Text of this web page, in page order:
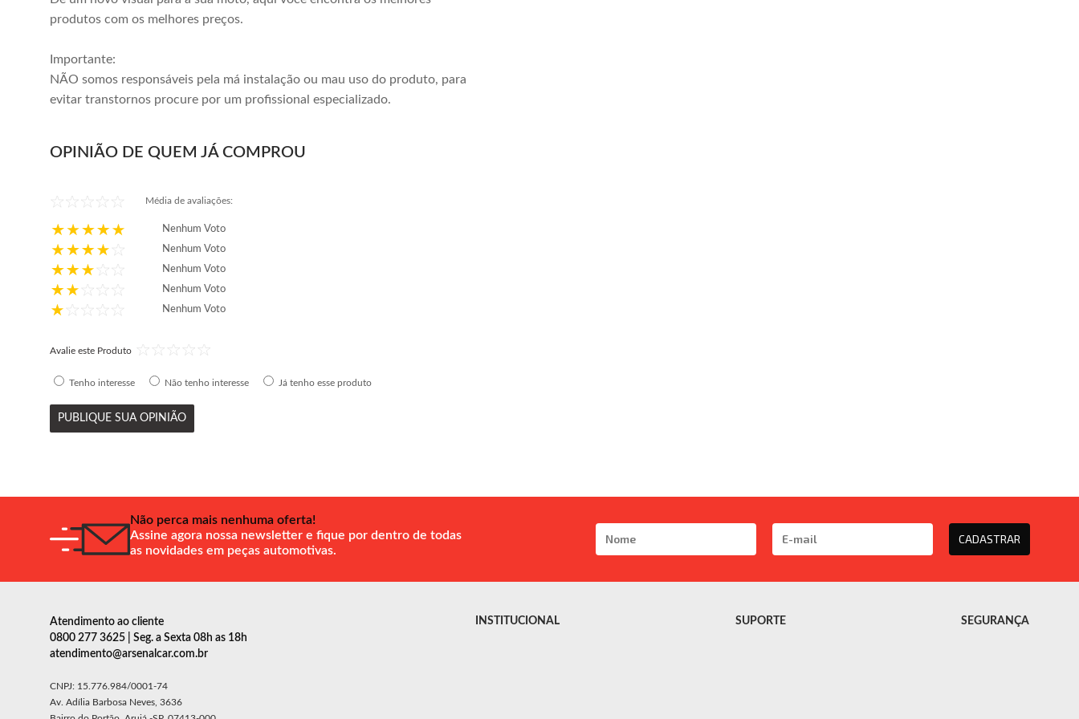
produtos com os melhores preços.
Importante:
NÃO somos responsáveis pela má instalação ou mau uso do produto, para
evitar transtornos procure por um profissional especializado.
OPINIÃO DE QUEM JÁ COMPROU
Média de avaliações:
Nenhum Voto
Nenhum Voto
Nenhum Voto
Nenhum Voto
Nenhum Voto
Avalie este Produto
Tenho interesse Não tenho interesse Já tenho esse produto
PUBLIQUE SUA OPINIÃO
Não perca mais nenhuma oferta!
Assine agora nossa newsletter e fique por dentro de todas
as novidades em peças automotivas.
CADASTRAR
Atendimento ao cliente
0800 277 3625 | Seg. a Sexta 08h as 18h
atendimento@arsenalcar.com.br
CNPJ: 15.776.984/0001-74
Av. Adília Barbosa Neves, 3636
INSTITUCIONAL SUPORTE SEGURANÇA